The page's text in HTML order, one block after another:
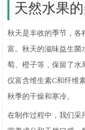
天然水果
秋天是丰收的季节，各
富。秋天的滋味益生菌
萄、橙子等，保留了水
仅富含维生素C和纤维
秋季的干燥和寒冷。
在制作过程中，我们采